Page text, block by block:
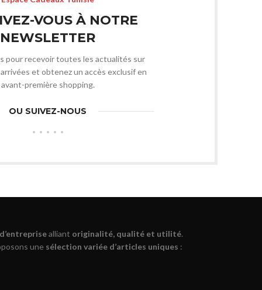
VOUS À NOTRE
NEWSLETTER
pour recevoir toutes les actualités sur
et obtenez un accès exclusif en
avant-première shopping.
OU SUIVEZ-NOUS
alliant originalité, qualité et utilité.
une sélection variée d’articles uniques :